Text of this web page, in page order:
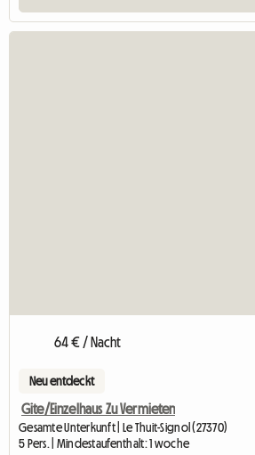
64 € / Nacht
Neu entdeckt
Gite/Einzelhaus Zu Vermieten
Gesamte Unterkunft | Le Thuit-Signol (27370)
5 Pers. | Mindestaufenthalt: 1 woche